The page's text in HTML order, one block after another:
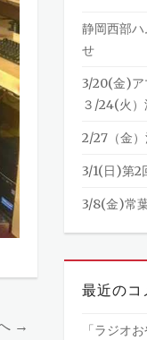
→
静岡西部
せ
3/20(金)ア
３/24(火
2/27（金
3/1(日)第2
3/8(金)常
最近のコ
「ラジオ